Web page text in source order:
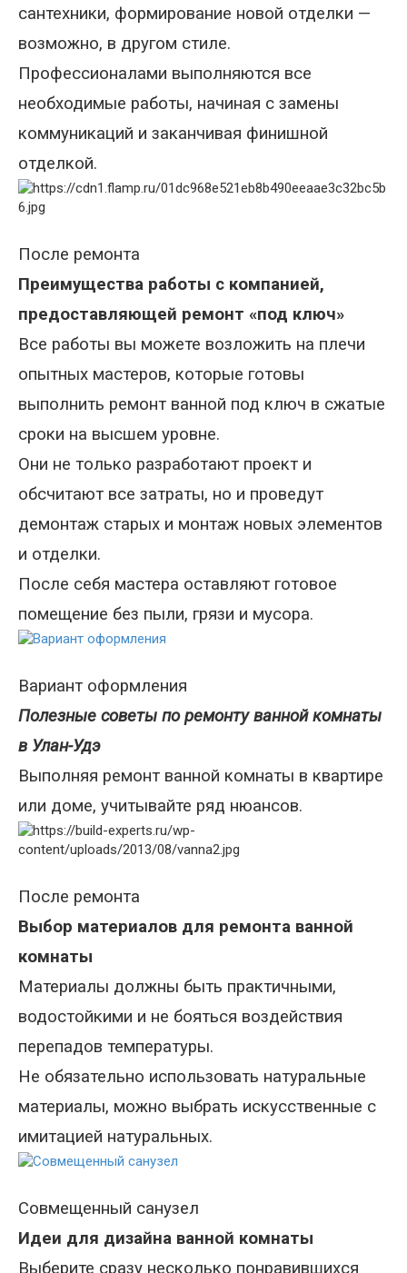
сантехники, формирование новой отделки —
возможно, в другом стиле.
Профессионалами выполняются все
необходимые работы, начиная с замены
коммуникаций и заканчивая финишной
отделкой.
После ремонта
Преимущества работы с компанией,
предоставляющей ремонт «под ключ»
Все работы вы можете возложить на плечи
опытных мастеров, которые готовы
выполнить ремонт ванной под ключ в сжатые
сроки на высшем уровне.
Они не только разработают проект и
обсчитают все затраты, но и проведут
демонтаж старых и монтаж новых элементов
и отделки.
После себя мастера оставляют готовое
помещение без пыли, грязи и мусора.
Вариант оформления
Полезные советы по ремонту ванной комнаты
в Улан-Удэ
Выполняя ремонт ванной комнаты в квартире
или доме, учитывайте ряд нюансов.
После ремонта
Выбор материалов для ремонта ванной
комнаты
Материалы должны быть практичными,
водостойкими и не бояться воздействия
перепадов температуры.
Не обязательно использовать натуральные
материалы, можно выбрать искусственные с
имитацией натуральных.
Совмещенный санузел
Идеи для дизайна ванной комнаты
Выберите сразу несколько понравившихся